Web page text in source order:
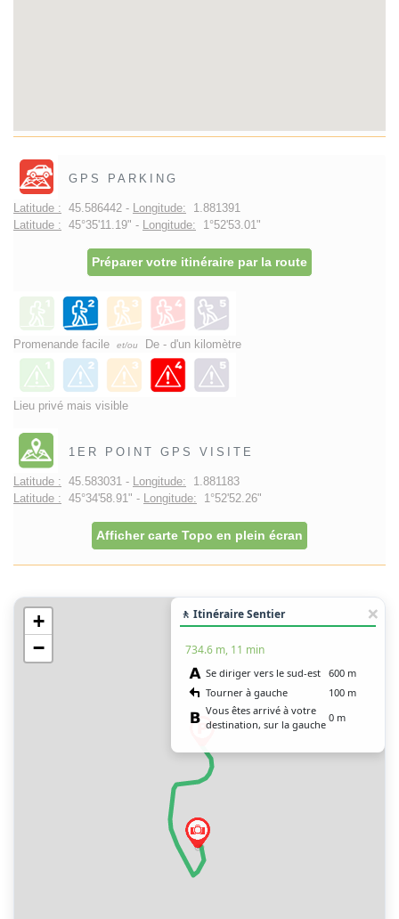
GPS PARKING
Latitude : 45.586442 - Longitude: 1.881391
Latitude : 45°35'11.19" - Longitude: 1°52'53.01"
Préparer votre itinéraire par la route
Promenande facile et/ou De - d'un kilomètre
Lieu privé mais visible
1ER POINT GPS VISITE
Latitude : 45.583031 - Longitude: 1.881183
Latitude : 45°34'58.91" - Longitude: 1°52'52.26"
Afficher carte Topo en plein écran
+
−
🚶 Itinéraire Sentier
734.6 m, 11 min
Se diriger vers le sud-est 600 m
Tourner à gauche
100 m
Vous êtes arrivé à votre
destination, sur la gauche
0 m